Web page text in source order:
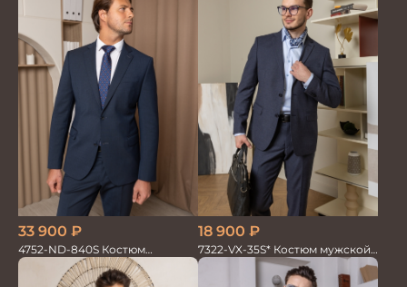
33 900 ₽
4752-ND-840S Костюм
мужской двойка
18 900 ₽
7322-VX-35S* Костюм мужской
двойка